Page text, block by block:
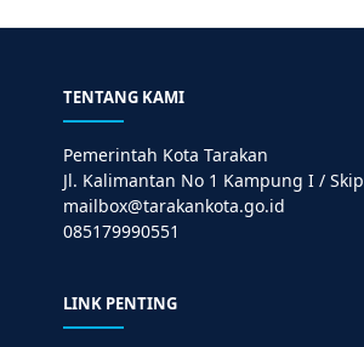
TENTANG KAMI
Pemerintah Kota Tarakan
Jl. Kalimantan No 1 Kampung I / Skip
mailbox@tarakankota.go.id
085179990551
LINK PENTING